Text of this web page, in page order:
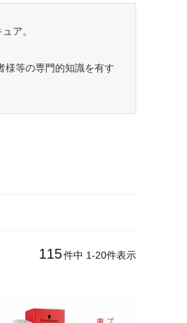
ア。
様等の専門的知識を有す
115件中 1-20件表示